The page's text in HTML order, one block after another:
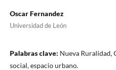
Oscar Fernandez
Universidad de León
Palabras clave: Nueva Ruralidad,
social, espacio urbano.